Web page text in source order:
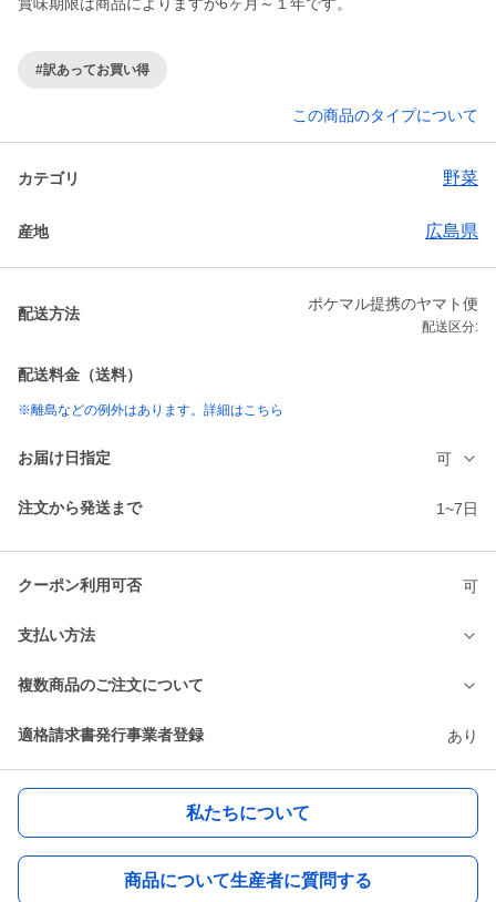
#訳あってお買い得
この商品のタイプについて
カテゴリ 野菜
産地 広島県
配送方法
ポケマル提携のヤマト便
配送区分:
配送料金（送料）
※離島などの例外はあります。詳細はこちら
お届け日指定 可
注文から発送まで 1~7日
クーポン利用可否 可
支払い方法
複数商品のご注文について
適格請求書発行事業者登録 あり
私たちについて
商品について生産者に質問する